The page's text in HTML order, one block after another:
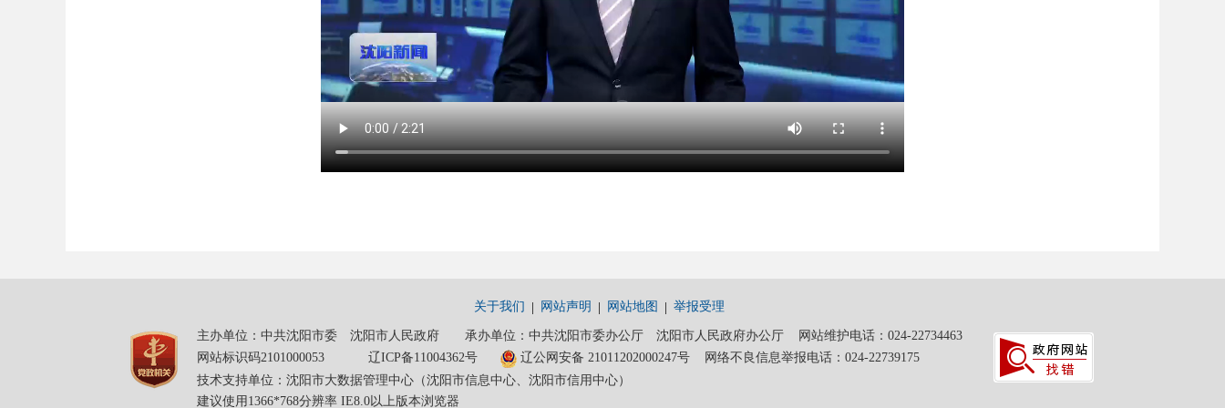
关于我们 网站声明 网站地图 举报受理
主办单位：中共沈阳市委 沈阳市人民政府 承办单位：中共沈阳市委办公厅 沈阳市人民政府办公厅 网站维护电话：024-22734463
网站标识码2101000053
辽ICP备11004362号 辽公网安备 21011202000247号 网络不良信息举报电话：024-22739175
技术支持单位：沈阳市大数据管理中心（沈阳市信息中心、沈阳市信用中心）
建议使用1366*768分辨率 IE8.0以上版本浏览器